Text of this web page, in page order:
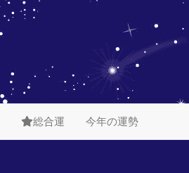
総合運 今年の運勢